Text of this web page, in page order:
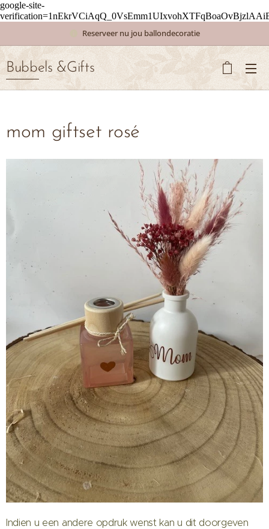
google-site-
Reserveer nu jou ballondecoratie
Bubbels &Gifts
mom giftset rosé
Indien u een andere opdruk wenst kan u dit doorgeven